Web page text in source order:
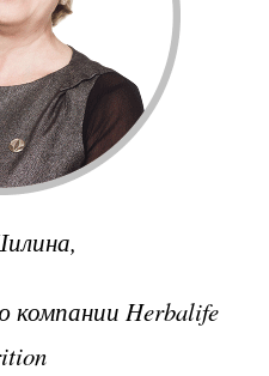
компании Herbalife